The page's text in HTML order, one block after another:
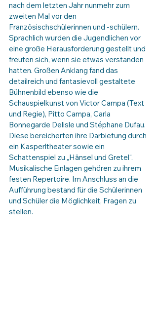
nach dem letzten Jahr nunmehr zum
zweiten Mal vor den
Französischschülerinnen und -schülern.
Sprachlich wurden die Jugendlichen vor
eine große Herausforderung gestellt und
freuten sich, wenn sie etwas verstanden
hatten. Großen Anklang fand das
detailreich und fantasievoll gestaltete
Bühnenbild ebenso wie die
Schauspielkunst von Victor Campa (Text
und Regie), Pitto Campa, Carla
Bonnegarde Delisle und Stéphane Dufau.
Diese bereicherten ihre Darbietung durch
ein Kasperltheater sowie ein
Schattenspiel zu „Hänsel und Gretel“.
Musikalische Einlagen gehören zu ihrem
festen Repertoire. Im Anschluss an die
Aufführung bestand für die Schülerinnen
und Schüler die Möglichkeit, Fragen zu
stellen.